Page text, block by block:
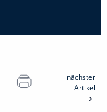
nächster
Artikel